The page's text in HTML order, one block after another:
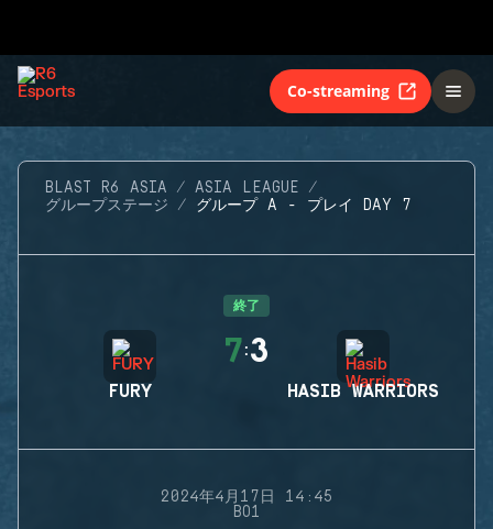
Co-streaming
BLAST R6 ASIA
ASIA LEAGUE
グループステージ
グループ A - プレイ DAY 7
終了
FURY
7:3
HASIB WARRIORS
2024年4月17日 14:45
BO1